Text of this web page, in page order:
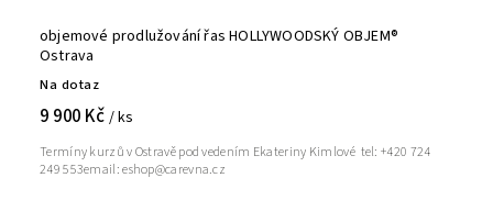
objemové prodlužování řas HOLLYWOODSKÝ OBJEM®
Ostrava
Na dotaz
9 900 Kč / ks
Termíny kurzů v Ostravě pod vedením Ekateriny Kimlové tel: +420 724
249 553email: eshop@carevna.cz